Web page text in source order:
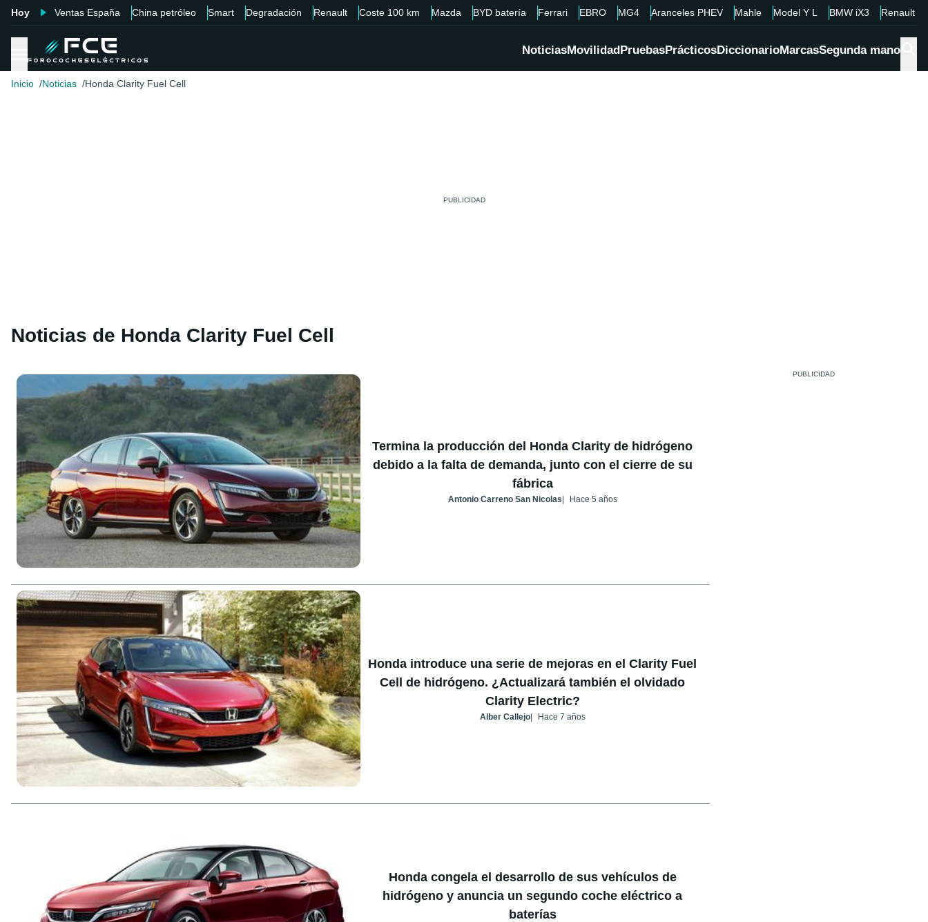
Hoy Ventas España China petróleo Smart Degradación Renault Coste 100 km Mazda BYD batería Ferrari EBRO MG4 Aranceles PHEV Mahle Model Y L BMW iX3 Renault
NoticiasMovilidadPruebasPrácticosDiccionarioMarcasSegunda mano
Inicio Noticias Honda Clarity Fuel Cell
Noticias de Honda Clarity Fuel Cell
Termina la producción del Honda Clarity de hidrógeno
debido a la falta de demanda, junto con el cierre de su
fábrica
Antonio Carreno San Nicolas Hace 5 años
Honda introduce una serie de mejoras en el Clarity Fuel
Cell de hidrógeno. ¿Actualizará también el olvidado
Clarity Electric?
Alber Callejo Hace 7 años
Honda congela el desarrollo de sus vehículos de
hidrógeno y anuncia un segundo coche eléctrico a
baterías